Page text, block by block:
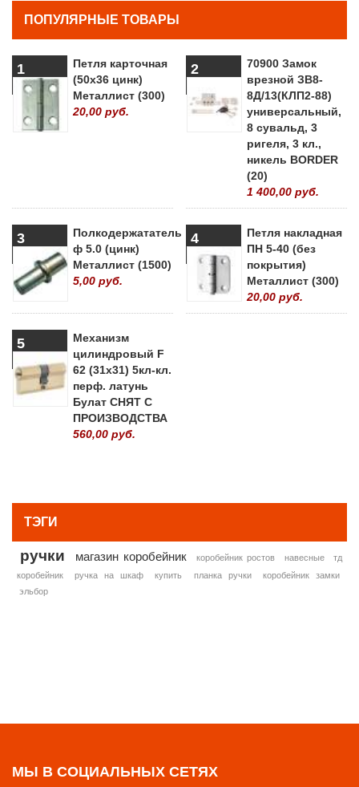
ПОПУЛЯРНЫЕ ТОВАРЫ
1
Петля карточная
(50х36 цинк)
Металлист (300)
20,00 руб.
2
70900 Замок
врезной ЗВ8-
8Д/13(КЛП2-88)
универсальный,
8 сувальд, 3
ригеля, 3 кл.,
никель BORDER
(20)
1 400,00 руб.
3
Полкодержататель
ф 5.0 (цинк)
Металлист (1500)
5,00 руб.
4
Петля накладная
ПН 5-40 (без
покрытия)
Металлист (300)
20,00 руб.
5
Механизм
цилиндровый F
62 (31х31) 5кл-кл.
перф. латунь
Булат СНЯТ С
ПРОИЗВОДСТВА
560,00 руб.
ТЭГИ
ручки магазин коробейник коробейник ростов навесные
тд
коробейник
ручка на шкаф купить планка ручки
коробейник замки
эльбор
МЫ В СОЦИАЛЬНЫХ СЕТЯХ